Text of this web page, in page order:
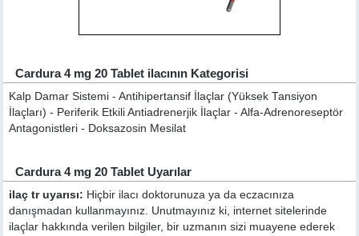
Cardura 4 mg 20 Tablet ilacının Kategorisi
Kalp Damar Sistemi - Antihipertansif İlaçlar (Yüksek Tansiyon
İlaçları) - Periferik Etkili Antiadrenerjik İlaçlar - Alfa-Adrenoreseptör
Antagonistleri - Doksazosin Mesilat
Cardura 4 mg 20 Tablet Uyarılar
ilaç tr uyarısı: Hiçbir ilacı doktorunuza ya da eczacınıza
danışmadan kullanmayınız. Unutmayınız ki, internet sitelerinde
ilaçlar hakkında verilen bilgiler, bir uzmanın sizi muayene ederek